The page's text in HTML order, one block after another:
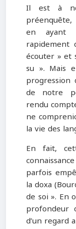
Il est à
en ayant
écouter » et
su ». Mais
progression
de notre
rendu
ne
la vie des
En fait,
parfois
la doxa
de soi ». En
profondeur
d’un regard